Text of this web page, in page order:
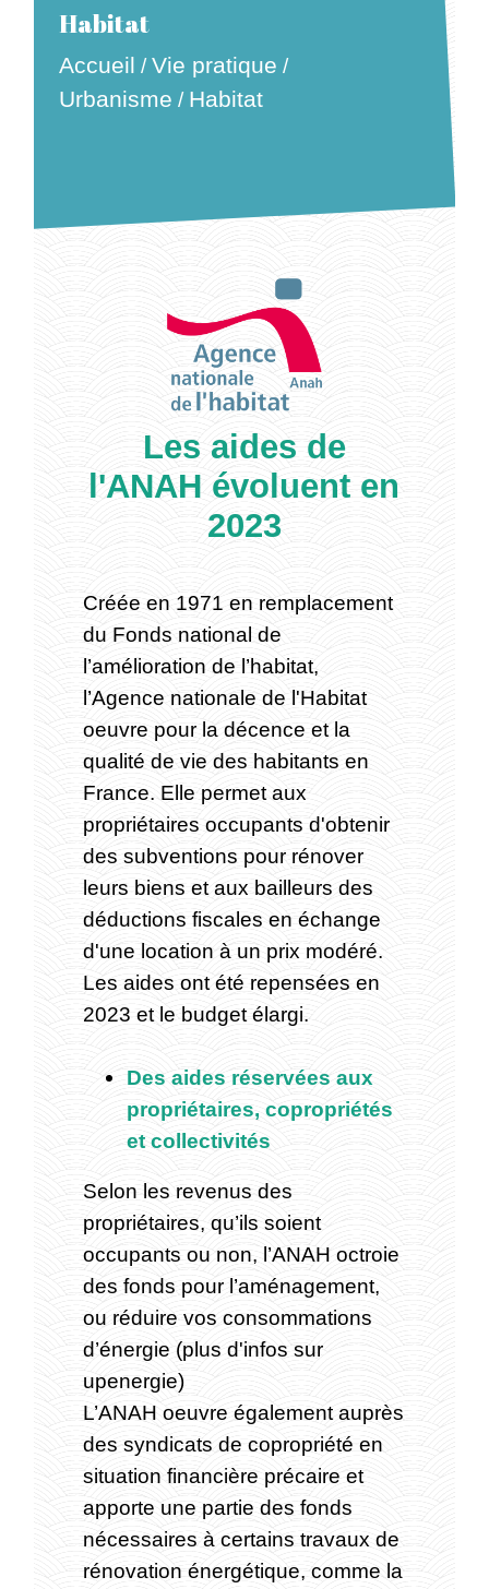
Habitat
Accueil /Vie pratique /
Urbanisme / Habitat
Les aides de
l'ANAH évoluent en
2023
Créée en 1971 en remplacement
du Fonds national de
l’amélioration de l’habitat,
l’Agence nationale de l'Habitat
oeuvre pour la décence et la
qualité de vie des habitants en
France. Elle permet aux
propriétaires occupants d'obtenir
des subventions pour rénover
leurs biens et aux bailleurs des
déductions fiscales en échange
d'une location à un prix modéré.
Les aides ont été repensées en
2023 et le budget élargi.
Des aides réservées aux
propriétaires, copropriétés
et collectivités
Selon les revenus des
propriétaires, qu’ils soient
occupants ou non, l’ANAH octroie
des fonds pour l’aménagement,
ou réduire vos consommations
d’énergie (plus d'infos sur
upenergie)
L’ANAH oeuvre également auprès
des syndicats de copropriété en
situation financière précaire et
apporte une partie des fonds
nécessaires à certains travaux de
rénovation énergétique, comme la